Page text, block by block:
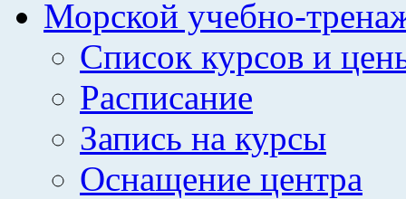
Морской учебно-
Список курсов и
Расписание
Запись на курсы
Оснащение центра